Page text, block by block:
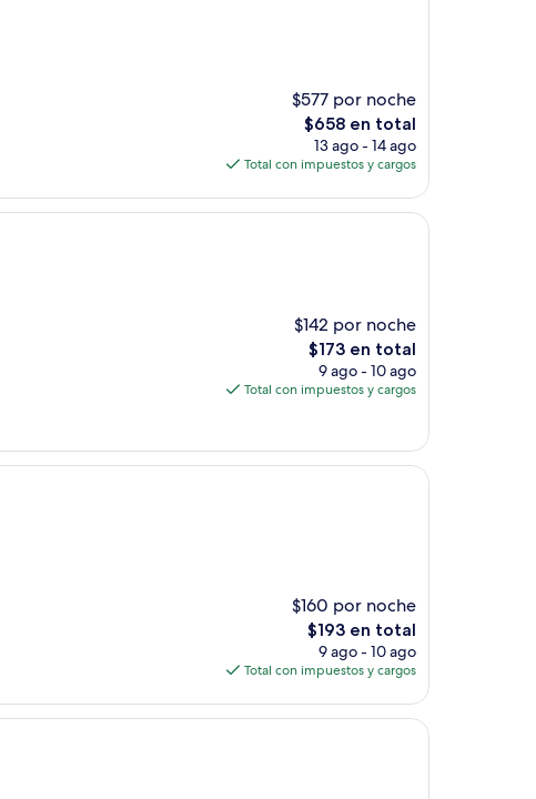
$577 por noche
El
precio
actual
de
$658 en total
13 ago - 14 ago
Total con impuestos y cargos
$142 por noche
El
precio
actual
$173
$173 en total
9 ago - 10 ago
Total con impuestos y cargos
$160 por noche
El
precio
actual
de
$193 en total
9 ago - 10 ago
Total con impuestos y cargos